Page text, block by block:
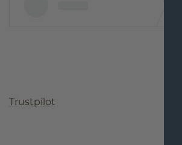
Trustpilot